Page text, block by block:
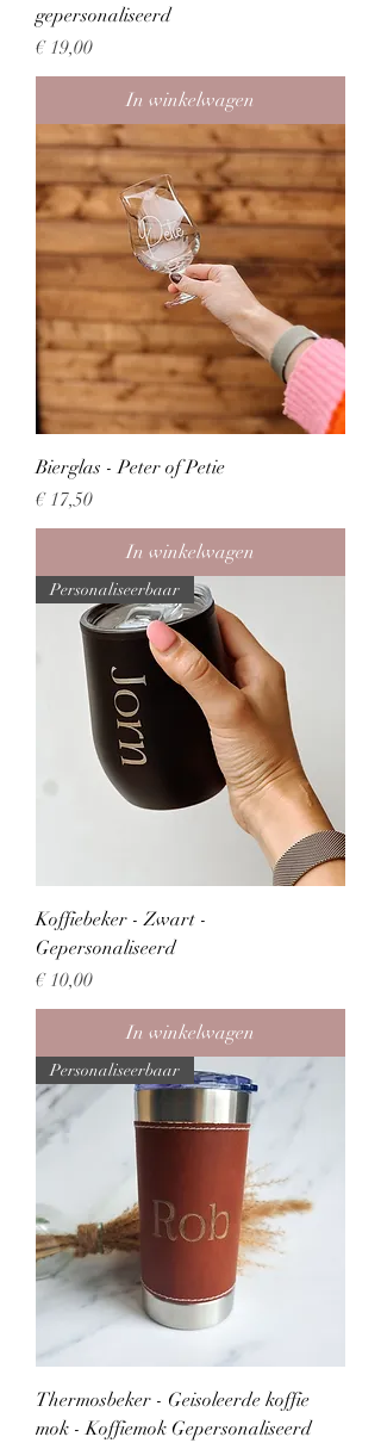
gepersonaliseerd
Prijs
€ 19,00
In winkelwagen
Bierglas - Peter of Petie
Prijs
€ 17,50
In winkelwagen
Personaliseerbaar
Koffiebeker - Zwart -
Gepersonaliseerd
Prijs
€ 10,00
In winkelwagen
Personaliseerbaar
Thermosbeker - Geisoleerde koffie
mok - Koffiemok Gepersonaliseerd